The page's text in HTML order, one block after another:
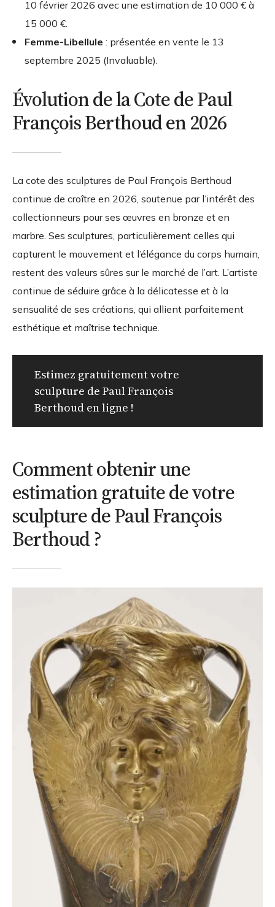
10 février 2026 avec une estimation de 10 000 € à
15 000 €.
Femme-Libellule : présentée en vente le 13
septembre 2025 (Invaluable).
Évolution de la Cote de Paul
François Berthoud en 2026
La cote des sculptures de Paul François Berthoud
continue de croître en 2026, soutenue par l’intérêt des
collectionneurs pour ses œuvres en bronze et en
marbre. Ses sculptures, particulièrement celles qui
capturent le mouvement et l’élégance du corps humain,
restent des valeurs sûres sur le marché de l’art. L’artiste
continue de séduire grâce à la délicatesse et à la
sensualité de ses créations, qui allient parfaitement
esthétique et maîtrise technique.
Estimez gratuitement votre
sculpture de Paul François
Berthoud en ligne !
Comment obtenir une
estimation gratuite de votre
sculpture de Paul François
Berthoud ?